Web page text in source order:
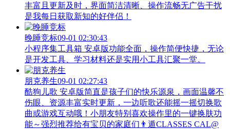
丰富且更新及时，界面简洁清晰、操作流畅无广告干扰
是我每日获取新知的好伴侣！
晚睡竞标09-01 02:30:43
小程序集工具箱 安卓版功能全面，操作简便快捷，无论
是开发工具、学习材料还是实用小工具汇聚一堂。
朋克养生09-01 02:27:43
酷狗儿歌 安卓版简直是孩子们的快乐源泉，画面温馨不
伤眼、资源丰富实时更新，一边听歌还能摇一摇切换歌
曲或游戏互动哦！小朋友特别喜欢操作里的一键换肤功
能～强烈推荐给有宝贝的家庭们👨‍遁️CLASSES CAL@